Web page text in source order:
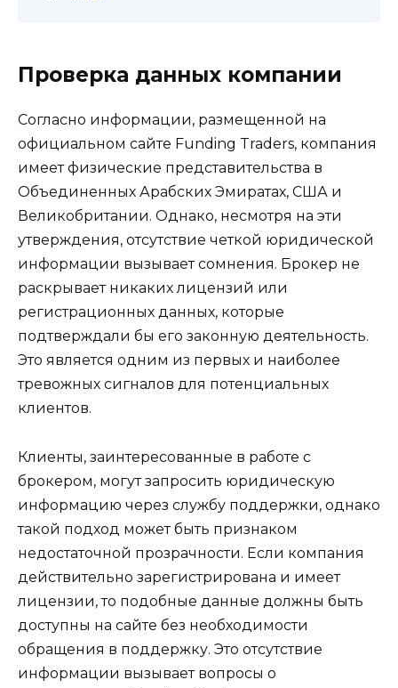
Проверка данных компании
Согласно информации, размещенной на
официальном сайте Funding Traders, компания
имеет физические представительства в
Объединенных Арабских Эмиратах, США и
Великобритании. Однако, несмотря на эти
утверждения, отсутствие четкой юридической
информации вызывает сомнения. Брокер не
раскрывает никаких лицензий или
регистрационных данных, которые
подтверждали бы его законную деятельность.
Это является одним из первых и наиболее
тревожных сигналов для потенциальных
клиентов.
Клиенты, заинтересованные в работе с
брокером, могут запросить юридическую
информацию через службу поддержки, однако
такой подход может быть признаком
недостаточной прозрачности. Если компания
действительно зарегистрирована и имеет
лицензии, то подобные данные должны быть
доступны на сайте без необходимости
обращения в поддержку. Это отсутствие
информации вызывает вопросы о